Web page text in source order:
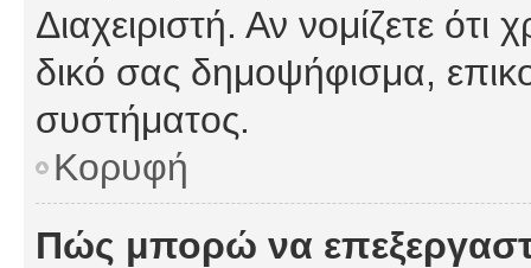
Διαχειριστή. Αν νομίζετε ότι
δικό σας δημοψήφισμα,
συστήματος.
Κορυφή
Πώς μπορώ να